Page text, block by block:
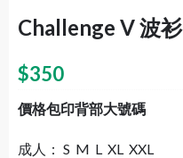
Challenge V 波衫
$350
價格包印背部大號碼
成人： S M L XL XXL